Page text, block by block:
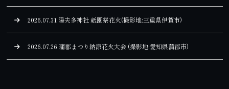
2026.07.31 陽夫多神社 祇園祭花火(撮影地:三重県伊賀市)
2026.07.26 蒲郡まつり納涼花火大会 (撮影地:愛知県蒲郡市)